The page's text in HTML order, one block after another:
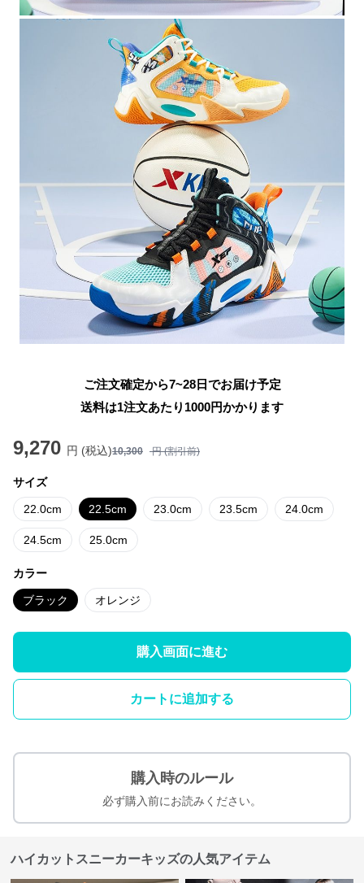
ご注文確定から7~28日でお届け予定
送料は1注文あたり 1000円かかります
9,270 円 (税込)10,300 円 (割引前)
サイズ
22.0cm 22.5cm 23.0cm 23.5cm 24.0cm
24.5cm 25.0cm
カラー
ブラック オレンジ
購入画面に進む
カートに追加する
購入時のルール
必ず購入前にお読みください。
ハイカットスニーカーキッズの人気アイテム